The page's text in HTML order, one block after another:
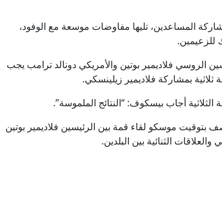
المساعدين، تليها مفاوضات موسعة مع الوفود،
الروسي فلاديمير بوتين والأمريكي دونالد ترامب يجب
بمشاركة فلاديمير زيلينسكي.
أجاب بيسكوف: “النتائج الملموسة”.
بتوقيت موسكو لقاء قمة بين الرئيسين فلاديمير بوتين
الثنائية بين البلدين.